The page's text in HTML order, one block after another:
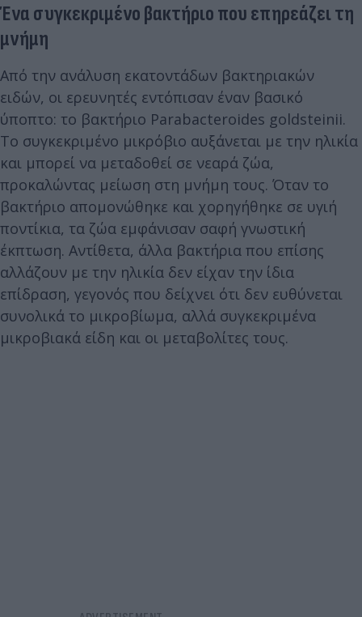
Ένα συγκεκριμένο βακτήριο που επηρεάζει τη
μνήμη
Από την ανάλυση εκατοντάδων βακτηριακών
ειδών, οι ερευνητές εντόπισαν έναν βασικό
ύποπτο: το βακτήριο Parabacteroides goldsteinii.
Το συγκεκριμένο μικρόβιο αυξάνεται με την ηλικία
και μπορεί να μεταδοθεί σε νεαρά ζώα,
προκαλώντας μείωση στη μνήμη τους. Όταν το
βακτήριο απομονώθηκε και χορηγήθηκε σε υγιή
ποντίκια, τα ζώα εμφάνισαν σαφή γνωστική
έκπτωση. Αντίθετα, άλλα βακτήρια που επίσης
αλλάζουν με την ηλικία δεν είχαν την ίδια
επίδραση, γεγονός που δείχνει ότι δεν ευθύνεται
συνολικά το μικροβίωμα, αλλά συγκεκριμένα
μικροβιακά είδη και οι μεταβολίτες τους.